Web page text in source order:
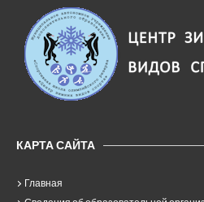
КАРТА САЙТА
Главная